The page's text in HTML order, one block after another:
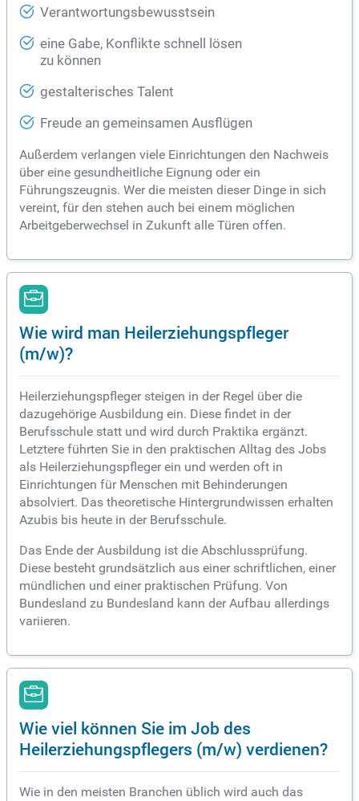
Verantwortungsbewusstsein
eine Gabe, Konflikte schnell lösen
zu können
gestalterisches Talent
Freude an gemeinsamen Ausflügen
Außerdem verlangen viele Einrichtungen den Nachweis
über eine gesundheitliche Eignung oder ein
Führungszeugnis. Wer die meisten dieser Dinge in sich
vereint, für den stehen auch bei einem möglichen
Arbeitgeberwechsel in Zukunft alle Türen offen.
Wie wird man Heilerziehungspfleger
(m/w)?
Heilerziehungspfleger steigen in der Regel über die
dazugehörige Ausbildung ein. Diese findet in der
Berufsschule statt und wird durch Praktika ergänzt.
Letztere führten Sie in den praktischen Alltag des Jobs
als Heilerziehungspfleger ein und werden oft in
Einrichtungen für Menschen mit Behinderungen
absolviert. Das theoretische Hintergrundwissen erhalten
Azubis bis heute in der Berufsschule.
Das Ende der Ausbildung ist die Abschlussprüfung.
Diese besteht grundsätzlich aus einer schriftlichen, einer
mündlichen und einer praktischen Prüfung. Von
Bundesland zu Bundesland kann der Aufbau allerdings
variieren.
Wie viel können Sie im Job des
Heilerziehungspflegers (m/w) verdienen?
Wie in den meisten Branchen üblich wird auch das